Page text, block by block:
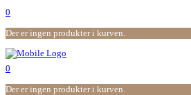
0
Der er ingen produkter i kurven.
0
Der er ingen produkter i kurven.